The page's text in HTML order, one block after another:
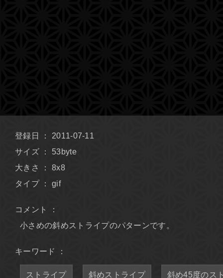
登録日 ： 2011-07-11
サイズ ： 53byte
大きさ ： 8x8
タイプ ： gif
コメント ：
小さめの斜めストライプのパターンです。
キーワード ：
ストライプ 斜めストライプ 斜め45度のス